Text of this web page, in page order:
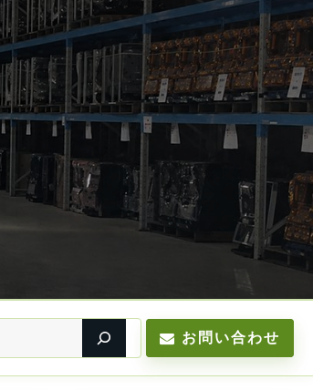
お問い合わせ